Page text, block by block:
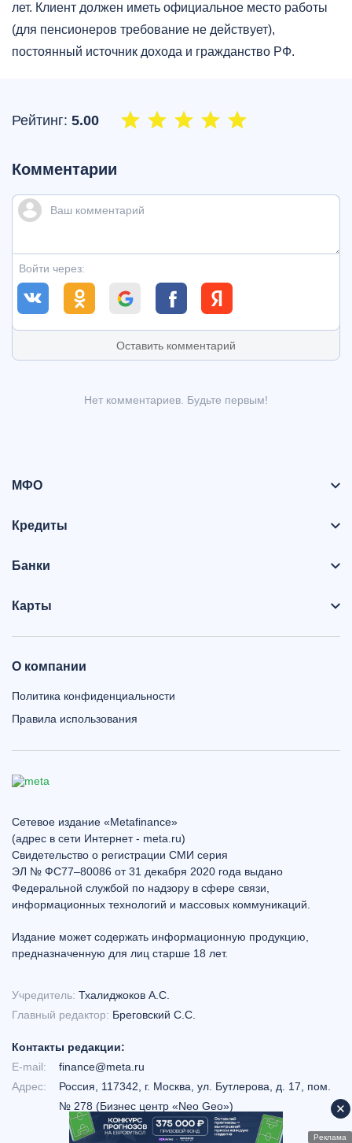
лет. Клиент должен иметь официальное место работы
(для пенсионеров требование не действует),
постоянный источник дохода и гражданство РФ.
Рейтинг: 5.00
Комментарии
Войти через:
Оставить комментарий
Нет комментариев. Будьте первым!
МФО
Кредиты
Банки
Карты
О компании
Политика конфиденциальности
Правила использования
Сетевое издание «Metafinance»
(адрес в сети Интернет - meta.ru)
Свидетельство о регистрации СМИ серия
ЭЛ № ФС77–80086 от 31 декабря 2020 года выдано
Федеральной службой по надзору в сфере связи,
информационных технологий и массовых коммуникаций.
Издание может содержать информационную продукцию,
предназначенную для лиц старше 18 лет.
Учредитель: Тхалиджоков А.С.
Главный редактор: Бреговский С.С.
Контакты редакции:
E-mail:
finance@meta.ru
Адрес:
Россия, 117342, г. Москва, ул. Бутлерова, д. 17, пом.
№ 278 (Бизнес центр «Neo Geo»)
Реклама